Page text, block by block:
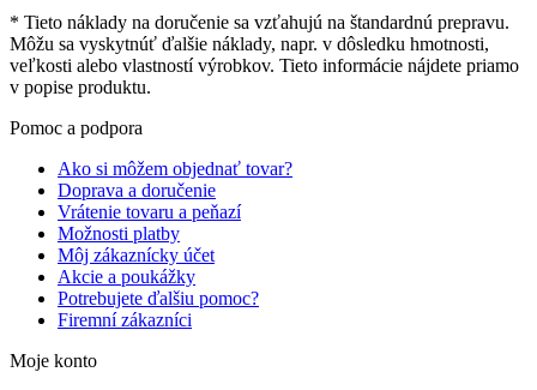
* Tieto náklady na doručenie sa vzťahujú na štandardnú prepravu.
Môžu sa vyskytnúť ďalšie náklady, napr. v dôsledku hmotnosti,
veľkosti alebo vlastností výrobkov. Tieto informácie nájdete priamo
v popise produktu.
Pomoc a podpora
Ako si môžem objednať tovar?
Doprava a doručenie
Vrátenie tovaru a peňazí
Možnosti platby
Môj zákaznícky účet
Akcie a poukážky
Potrebujete ďalšiu pomoc?
Firemní zákazníci
Moje konto